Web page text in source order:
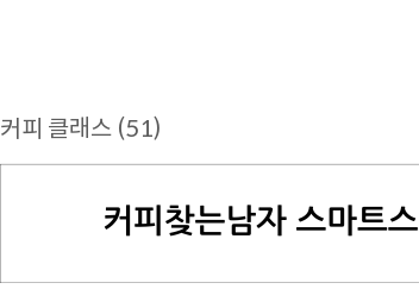
커피 클래스 (51)